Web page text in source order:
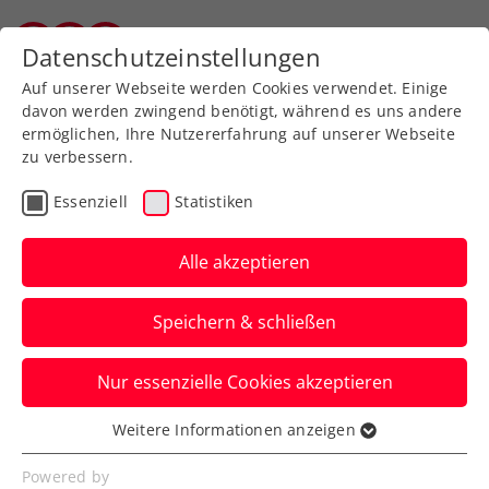
Zurück zur Newsübersicht
ATP
Oberleitner legt nach:
Viertelfinale bei den
French Open
Das ÖTV-Ass bleibt beim Grand-Slam-
Turnier in Paris mit Partner Petr Nouza
Datenschutzeinstellungen
Auf unserer Webseite werden Cookies verwendet. Einige
davon werden zwingend benötigt, während es uns andere
ermöglichen, Ihre Nutzererfahrung auf unserer Webseite
zu verbessern.
Essenziell Statistiken
Alle akzeptieren
Speichern & schließen
Nur essenzielle Cookies akzeptieren
Essenziell
Essenzielle Cookies werden für grundlegende
Weitere Informationen anzeigen
Powered by